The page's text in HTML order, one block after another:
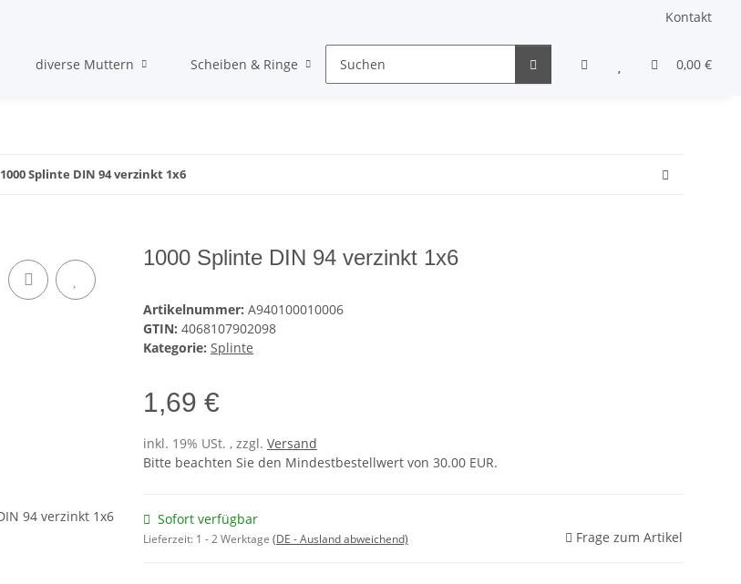
Kontakt
0,00 €
diverse Muttern Scheiben & Ringe Gewindestifte & Stifte andere Schrauben
1000 Splinte DIN 94 verzinkt 1x6
1000 Splinte DIN 94 verzinkt 1x6
Artikelnummer: A940100010006
GTIN: 4068107902098
Kategorie: Splinte
1,69 €
inkl. 19% USt. , zzgl. Versand
Bitte beachten Sie den Mindestbestellwert von 30.00 EUR.
Sofort verfügbar
Lieferzeit: 1 - 2 Werktage (DE - Ausland abweichend) Frage zum Artikel